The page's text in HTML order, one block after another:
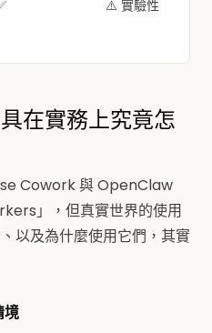
⚠️ 實驗性
在實務上究竟怎
Cowork 與 OpenClaw
」，但真實世界的使用
以及為什麼使用它們，其實